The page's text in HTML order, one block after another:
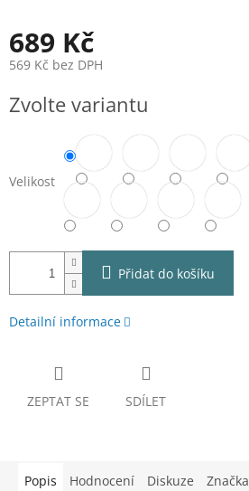
689 Kč
569 Kč bez DPH
cena:
Zvolte variantu
Velikost
Přidat do košíku
Detailní informace
ZEPTAT SE SDÍLET
Popis Hodnocení Diskuze Značka